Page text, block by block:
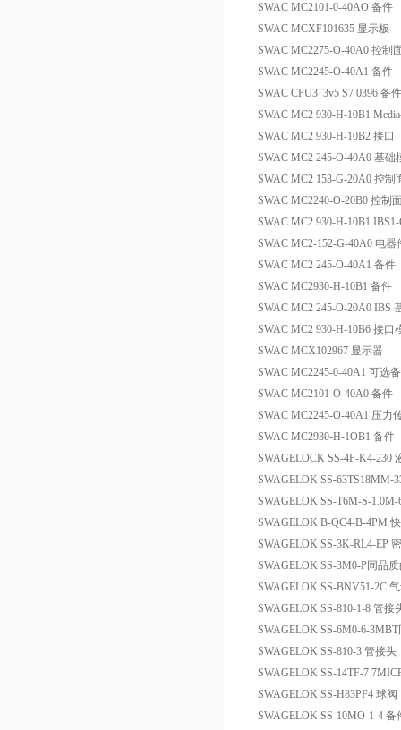
SWAC MC2101-0-40AO 备件
SWAC MCXF101635 显示板
SWAC MC2275-O-40A0 控制
SWAC MC2245-O-40A1 备件
SWAC CPU3_3v5 S7 0396 备件
SWAC MC2 930-H-10B1
SWAC MC2 930-H-10B2 接口
SWAC MC2 245-O-40A0 基础
SWAC MC2 153-G-20A0 控制
SWAC MC2240-O-20B0 控制
SWAC MC2 930-H-10B1
SWAC MC2-152-G-40A0 电器
SWAC MC2 245-O-40A1 备件
SWAC MC2930-H-10B1 备件
SWAC MC2 245-O-20A0 IBS
SWAC MC2 930-H-10B6 接口
SWAC MCX102967 显示器
SWAC MC2245-0-40A1 可选
SWAC MC2101-O-40A0 备件
SWAC MC2245-O-40A1 压力
SWAC MC2930-H-1OB1 备件
SWAGELOCK SS-4F-K4-230
SWAGELOK SS-63TS18MM-
SWAGELOK SS-T6M-S-
SWAGELOK B-QC4-B-4PM
SWAGELOK SS-3K-RL4-EP
SWAGELOK SS-3M0-P同品
SWAGELOK SS-BNV51-2C
SWAGELOK SS-810-1-8 管接
SWAGELOK SS-6M0-6-
SWAGELOK SS-810-3 管接头
SWAGELOK SS-14TF-7
SWAGELOK SS-H83PF4 球阀
SWAGELOK SS-10MO-1-4 备